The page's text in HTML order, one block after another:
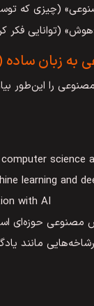
(چیزی که
(توانایی فکر
به زبان
را این‌طور
science
learning and
with AI.”
حوزه‌ای